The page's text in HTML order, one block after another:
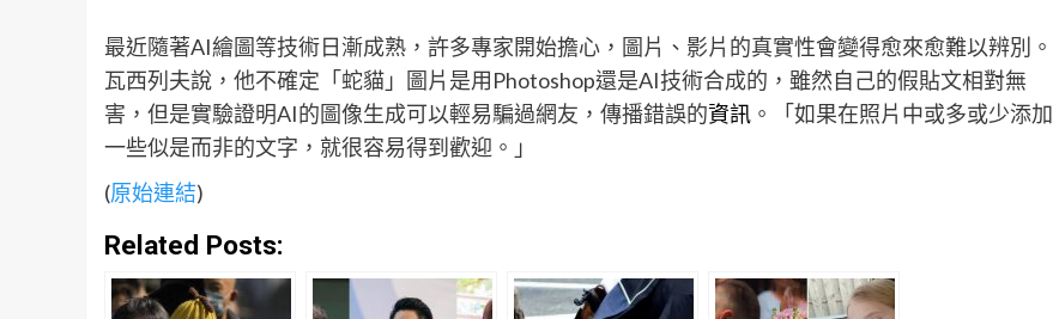
最近隨著AI繪圖等技術日漸成熟，許多專家開始擔心，圖片、影片的真實性會變得愈來愈難以辨別。
瓦西列夫說，他不確定「蛇貓」圖片是用Photoshop還是AI技術合成的，雖然自己的假貼文相對無
害，但是實驗證明AI的圖像生成可以輕易騙過網友，傳播錯誤的資訊 。「如果在照片中或多或少添加
一些似是而非的文字，就很容易得到歡迎。」
(原始連結)
Related Posts: